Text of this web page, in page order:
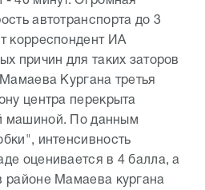
автотранспорта до 3
корреспондент ИА
причин для таких заторов
Кургана третья
центра перекрыта
машиной. По данным
интенсивность
оценивается в 4 балла, а
районе Мамаева кургана